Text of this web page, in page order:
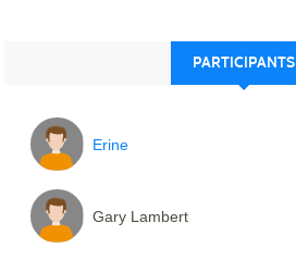
PARTICIPANTS
Erine
Gary Lambert